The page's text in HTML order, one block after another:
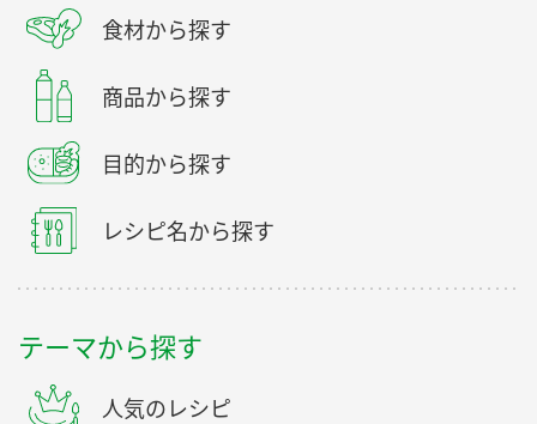
食材から探す
商品から探す
目的から探す
レシピ名から探す
テーマから探す
人気のレシピ